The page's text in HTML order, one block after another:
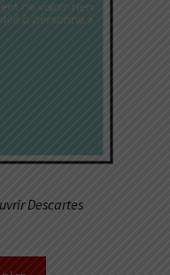
Descartes